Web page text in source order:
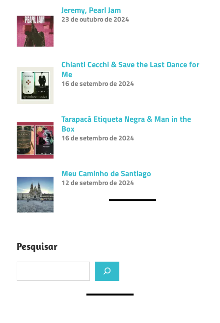
Jeremy, Pearl Jam
23 de outubro de 2024
Chianti Cecchi & Save the Last Dance for
Me
16 de setembro de 2024
Tarapacá Etiqueta Negra & Man in the
Box
16 de setembro de 2024
Meu Caminho de Santiago
12 de setembro de 2024
Pesquisar
Pesquisar